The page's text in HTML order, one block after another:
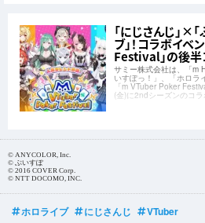
「にじさんじ」×
ブ」！コラボイ
Festival」の後半
サミー株式会社は、「m
いすぽっ！」、「ホロラ
「m VTuber Poker
(金)に2ndシーズンのコ
© ANYCOLOR, Inc.
© ぶいすぽ
© 2016 COVER Corp.
© NTT DOCOMO, INC.
ホロライブ にじさんじ VTuber